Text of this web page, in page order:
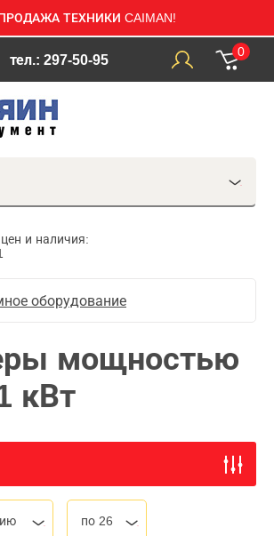
ТЕХНИКИ CAIMAN!
тел.: 297-50-95
0
и наличия:
оборудование
мощностью
кВт
по 26